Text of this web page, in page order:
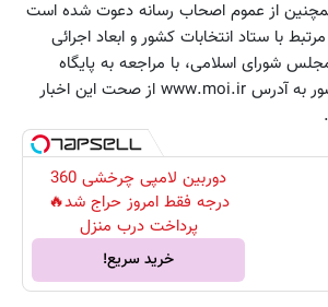
از عموم اصحاب رسانه دعوت شده است
با ستاد انتخابات کشور و ابعاد اجرائی
شورای اسلامی، با مراجعه به پایگاه
اطلاع رسانی وزارت کشور به آدرس www.moi.ir از صحت این اخبار
دوربین لامپی چرخشی 360
درجه فقط امروز حراج شد🔥
پرداخت درب منزل
خرید سریع!